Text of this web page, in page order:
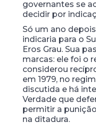
governantes se
decidir por
Só um ano
indicaria para o
Eros Grau. Sua
marcas: ele foi o
considerou
em 1979, no
discutida e há
Verdade que
permitir a
na ditadura.